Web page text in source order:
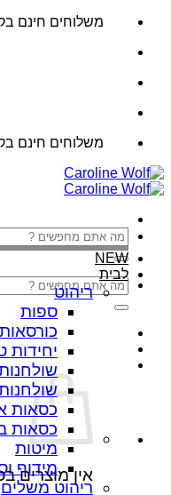
משלוחים חינם בקנייה מעל 399
משלוחים חינם בקנייה מעל 399
חיפוש
עבור:
חיפוש
עבור:
אין מוצרים
NEW
לבית
ריהוט
ספות
כורסאות
יחידות
כסאות
כסאות
מיטות
מידוף
ריהוט משלים